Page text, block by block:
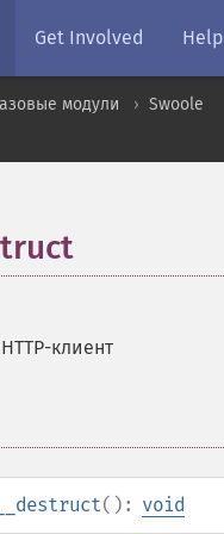
Get Involved Help
модули Swoole
клиент
(): void